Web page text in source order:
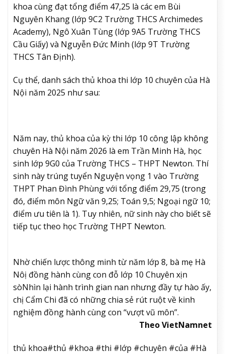
khoa cùng đạt tổng điểm 47,25 là các em Bùi
Nguyên Khang (lớp 9C2 Trường THCS Archimedes
Academy), Ngô Xuân Tùng (lớp 9A5 Trường THCS
Cầu Giấy) và Nguyễn Đức Minh (lớp 9T Trường
THCS Tân Định).
Cụ thể, danh sách thủ khoa thi lớp 10 chuyên của Hà
Nội năm 2025 như sau:
Năm nay, thủ khoa của kỳ thi lớp 10 công lập không
chuyên Hà Nội năm 2026 là em Trần Minh Hà, học
sinh lớp 9G0 của Trường THCS – THPT Newton. Thí
sinh này trúng tuyển Nguyện vọng 1 vào Trường
THPT Phan Đình Phùng với tổng điểm 29,75 (trong
đó, điểm môn Ngữ văn 9,25; Toán 9,5; Ngoại ngữ 10;
điểm ưu tiên là 1). Tuy nhiên, nữ sinh này cho biết sẽ
tiếp tục theo học Trường THPT Newton.
Nhờ chiến lược thông minh từ năm lớp 8, bà mẹ Hà
Nôị đồng hành cùng con đỗ lớp 10 Chuyên xịn
sòNhìn lại hành trình gian nan nhưng đầy tự hào ấy,
chị Cẩm Chi đã có những chia sẻ rút ruột về kinh
nghiệm đồng hành cùng con “vượt vũ môn”.
Theo VietNamnet
thủ khoa#thủ #khoa #thi #lớp #chuyên #của #Hà